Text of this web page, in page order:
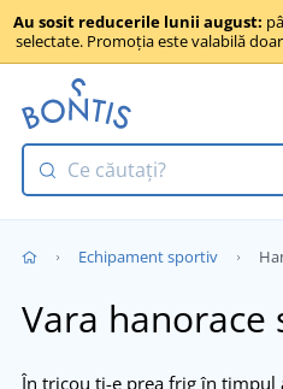
Au sosit reducerile lunii august:
selectate. Promoția este valabilă
Echipament sportiv
Vara hanorace
În tricou ți-e prea frig în timpul